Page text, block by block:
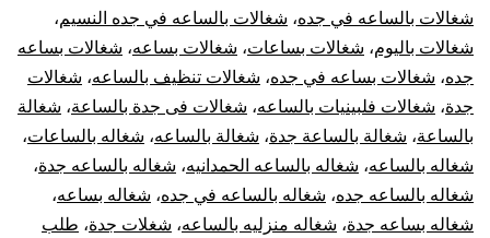
شغالات بالساعه في جده، شغالات بالساعه في جده النسيم،
شغالات باليوم، شغالات بساعات، شغالات بساعه، شغالات بساعه
جده، شغالات بساعه في جده، شغالات تنظيف بالساعه، شغالات
جدة، شغالات فلبينيات بالساعه، شغالات فى جدة بالساعة، شغالة
بالساعة، شغالة بالساعة جدة، شغالة بالساعه، شغاله بالساعات،
شغاله بالساعه، شغاله بالساعه الحمدانيه، شغاله بالساعه جدة،
شغاله بالساعه جده، شغاله بالساعه في جده، شغاله بساعه،
شغاله بساعه جدة، شغاله منزليه بالساعه، شغلات جدة، طلب